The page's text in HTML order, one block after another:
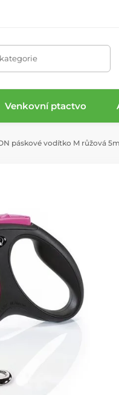
Venkovní ptactvo
páskové vodítko M růžová